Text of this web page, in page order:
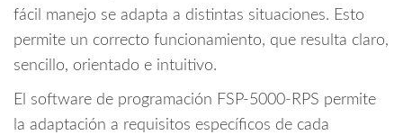
fácil manejo se adapta a distintas situaciones. Esto
permite un correcto funcionamiento, que resulta claro,
sencillo, orientado e intuitivo.
El software de programación FSP-5000-RPS permite
la adaptación a requisitos específicos de cada